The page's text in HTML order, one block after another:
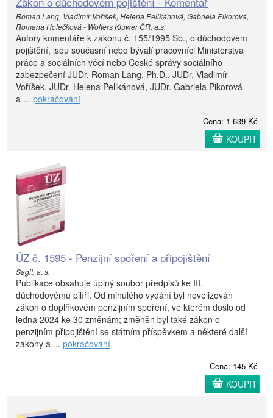
Roman Lang, Vladimír Voříšek, Helena Pelikánová, Gabriela Pikorová,
Romana Holečková - Wolters Kluwer ČR, a.s.
Autory komentáře k zákonu č. 155/1995 Sb., o důchodovém
pojištění, jsou současní nebo bývalí pracovníci Ministerstva
práce a sociálních věcí nebo České správy sociálního
zabezpečení JUDr. Roman Lang, Ph.D., JUDr. Vladimír
Voříšek, JUDr. Helena Pelikánová, JUDr. Gabriela Pikorová
a ... pokračování
Cena: 1 639 Kč
KOUPIT
ÚZ č. 1595 - Penzijní spoření a připojištění
Sagit, a. s.
Publikace obsahuje úplný soubor předpisů ke III.
důchodovému pilíři. Od minulého vydání byl novelizován
zákon o doplňkovém penzijním spoření, ve kterém došlo od
ledna 2024 ke 30 změnám; změněn byl také zákon o
penzijním připojištění se státním příspěvkem a některé další
zákony a ... pokračování
Cena: 145 Kč
KOUPIT